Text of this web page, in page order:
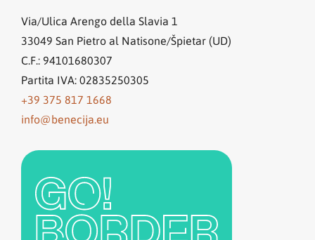
Via/Ulica Arengo della Slavia 1
33049 San Pietro al Natisone/Špietar (UD)
C.F.: 94101680307
Partita IVA: 02835250305
+39 375 817 1668
info@benecija.eu